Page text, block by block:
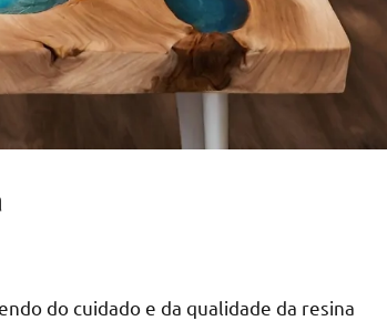
do cuidado e da qualidade da resina